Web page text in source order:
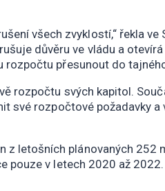
všech zvyklostí,“ řekla ve
důvěru ve vládu a
rozpočtu přesunout do
rozpočtu svých kapitol.
své rozpočtové požadavky a
z letošních plánovaných 252
pouze v letech 2020 až 2022.